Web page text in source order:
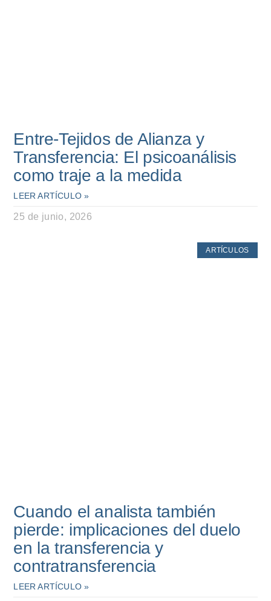
Entre-Tejidos de Alianza y
Transferencia: El psicoanálisis
como traje a la medida
LEER ARTÍCULO »
25 de junio, 2026
ARTÍCULOS
Cuando el analista también
pierde: implicaciones del duelo
en la transferencia y
contratransferencia
LEER ARTÍCULO »